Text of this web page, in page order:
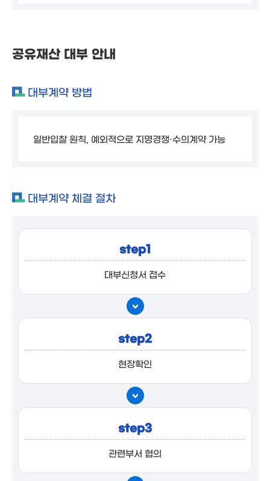
공유재산 대부 안내
대부계약 방법
일반입찰 원칙, 예외적으로 지명경쟁·수의계약 가능
대부계약 체결 절차
step1
대부신청서 접수
step2
현장확인
step3
관련부서 협의